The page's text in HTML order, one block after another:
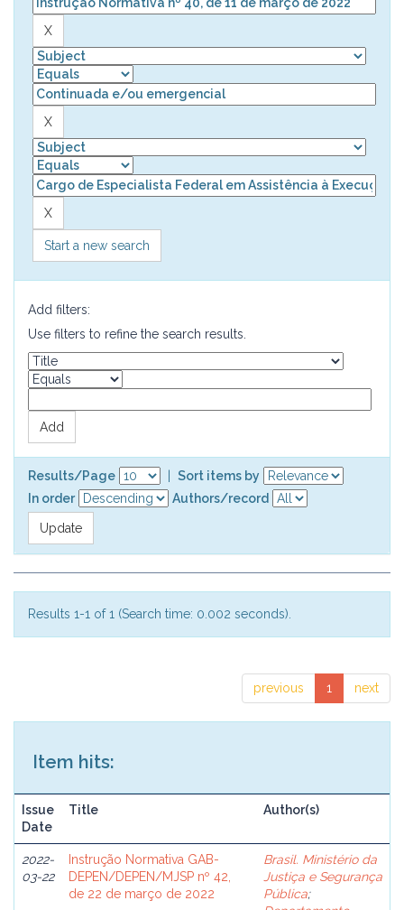
Start a new search
Add filters:
Use filters to refine the search results.
Results/Page
Sort items by
In order
Authors/record
Results 1-1 of 1 (Search time: 0.002 seconds).
previous 1 next
Item hits:
Issue
Date
Title Author(s)
2022-
03-22
Instrução Normativa GAB-
DEPEN/DEPEN/MJSP nº 42,
de 22 de março de 2022
Brasil. Ministério da
Justiça e Segurança
Pública;